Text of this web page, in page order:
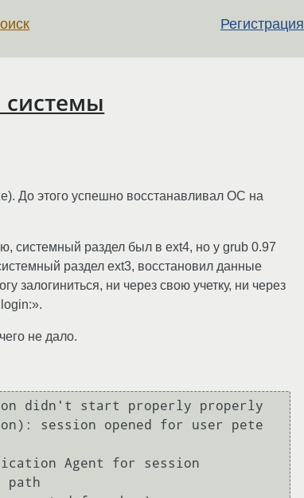
Регистрация
системы
До этого успешно восстанавливал ОС на
системный раздел был в ext4, но у grub 0.97
раздел ext3, восстановил данные
залогиниться, ни через свою учетку, ни через
не дало.
didn't start properly properly
session opened for user pete
Agent for session
path